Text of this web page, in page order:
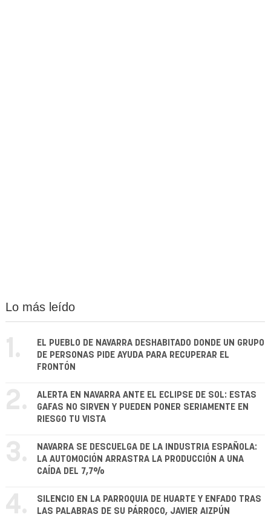
Lo más leído
1.
EL PUEBLO DE NAVARRA DESHABITADO DONDE UN GRUPO
DE PERSONAS PIDE AYUDA PARA RECUPERAR EL
FRONTÓN
2.
ALERTA EN NAVARRA ANTE EL ECLIPSE DE SOL: ESTAS
GAFAS NO SIRVEN Y PUEDEN PONER SERIAMENTE EN
RIESGO TU VISTA
3.
NAVARRA SE DESCUELGA DE LA INDUSTRIA ESPAÑOLA:
LA AUTOMOCIÓN ARRASTRA LA PRODUCCIÓN A UNA
CAÍDA DEL 7,7%
4.
SILENCIO EN LA PARROQUIA DE HUARTE Y ENFADO TRAS
LAS PALABRAS DE SU PÁRROCO, JAVIER AIZPÚN